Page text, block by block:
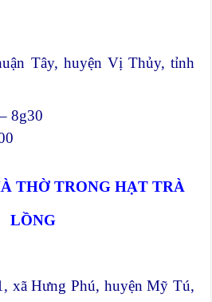
Tây, huyện Vị Thủy, tỉnh
8g30
THỜ TRONG HẠT TRÀ
LỒNG
xã Hưng Phú, huyện Mỹ Tú,